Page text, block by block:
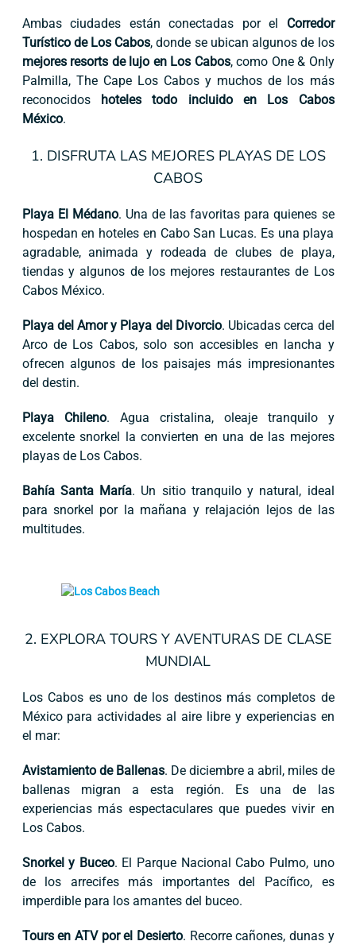
Ambas ciudades están conectadas por el Corredor
Turístico de Los Cabos, donde se ubican algunos de los
mejores resorts de lujo en Los Cabos, como One & Only
Palmilla, The Cape Los Cabos y muchos de los más
reconocidos hoteles todo incluido en Los Cabos
México.
1. DISFRUTA LAS MEJORES PLAYAS DE LOS
CABOS
Playa El Médano. Una de las favoritas para quienes se
hospedan en hoteles en Cabo San Lucas. Es una playa
agradable, animada y rodeada de clubes de playa,
tiendas y algunos de los mejores restaurantes de Los
Cabos México.
Playa del Amor y Playa del Divorcio. Ubicadas cerca del
Arco de Los Cabos, solo son accesibles en lancha y
ofrecen algunos de los paisajes más impresionantes
del destin.
Playa Chileno. Agua cristalina, oleaje tranquilo y
excelente snorkel la convierten en una de las mejores
playas de Los Cabos.
Bahía Santa María. Un sitio tranquilo y natural, ideal
para snorkel por la mañana y relajación lejos de las
multitudes.
2. EXPLORA TOURS Y AVENTURAS DE CLASE
MUNDIAL
Los Cabos es uno de los destinos más completos de
México para actividades al aire libre y experiencias en
el mar:
Avistamiento de Ballenas. De diciembre a abril, miles de
ballenas migran a esta región. Es una de las
experiencias más espectaculares que puedes vivir en
Los Cabos.
Snorkel y Buceo. El Parque Nacional Cabo Pulmo, uno
de los arrecifes más importantes del Pacífico, es
imperdible para los amantes del buceo.
Tours en ATV por el Desierto. Recorre cañones, dunas y